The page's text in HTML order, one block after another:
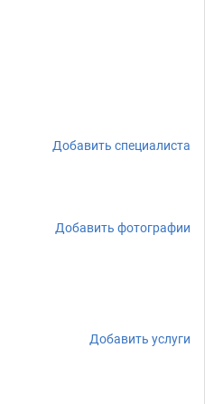
Добавить специалиста
Добавить фотографии
Добавить услуги